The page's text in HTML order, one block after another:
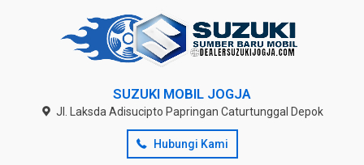
SUZUKI MOBIL JOGJA
Jl. Laksda Adisucipto Papringan Caturtunggal Depok
Hubungi Kami